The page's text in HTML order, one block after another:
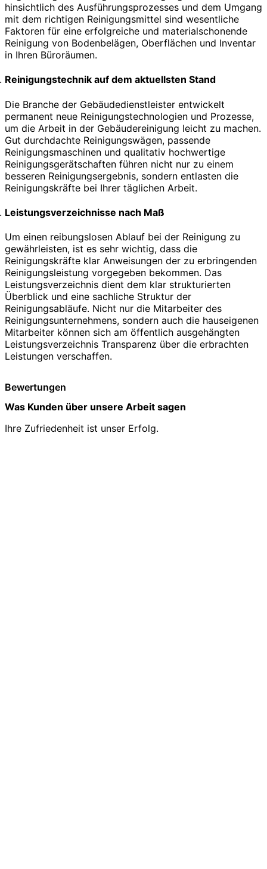
hinsichtlich des Ausführungsprozesses und dem Umgang
mit dem richtigen Reinigungsmittel sind wesentliche
Faktoren für eine erfolgreiche und materialschonende
Reinigung von Bodenbelägen, Oberflächen und Inventar
in Ihren Büroräumen.
Reinigungstechnik auf dem aktuellsten Stand
Die Branche der Gebäudedienstleister entwickelt
permanent neue Reinigungstechnologien und Prozesse,
um die Arbeit in der Gebäudereinigung leicht zu machen.
Gut durchdachte Reinigungswägen, passende
Reinigungsmaschinen und qualitativ hochwertige
Reinigungsgerätschaften führen nicht nur zu einem
besseren Reinigungsergebnis, sondern entlasten die
Reinigungskräfte bei Ihrer täglichen Arbeit.
Leistungsverzeichnisse nach Maß
Um einen reibungslosen Ablauf bei der Reinigung zu
gewährleisten, ist es sehr wichtig, dass die
Reinigungskräfte klar Anweisungen der zu erbringenden
Reinigungsleistung vorgegeben bekommen. Das
Leistungsverzeichnis dient dem klar strukturierten
Überblick und eine sachliche Struktur der
Reinigungsabläufe. Nicht nur die Mitarbeiter des
Reinigungsunternehmens, sondern auch die hauseigenen
Mitarbeiter können sich am öffentlich ausgehängten
Leistungsverzeichnis Transparenz über die erbrachten
Leistungen verschaffen.
Bewertungen
Was Kunden über unsere Arbeit sagen
Ihre Zufriedenheit ist unser Erfolg.